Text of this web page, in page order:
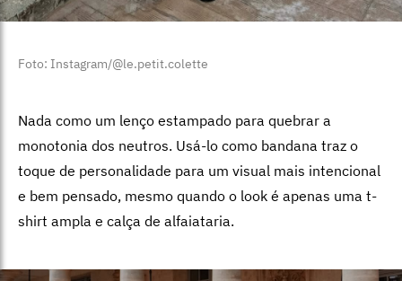
Foto: Instagram/@le.petit.colette
Nada como um lenço estampado para quebrar a
monotonia dos neutros. Usá-lo como bandana traz o
toque de personalidade para um visual mais intencional
e bem pensado, mesmo quando o look é apenas uma t-
shirt ampla e calça de alfaiataria.